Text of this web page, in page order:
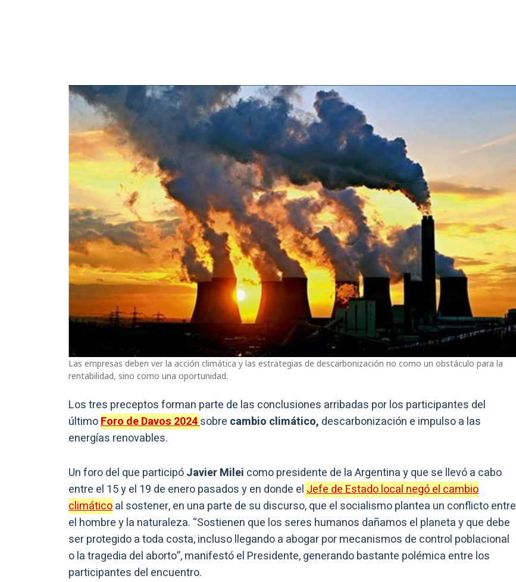
Las empresas deben ver la acción climática y las estrategias de descarbonización no como un obstáculo para la
rentabilidad, sino como una oportunidad.
Los tres preceptos forman parte de las conclusiones arribadas por los participantes del
últimoForo de Davos 2024sobre cambio climático, descarbonización e impulso a las
energías renovables.
Un foro del que participóJavier Milei como presidente de la Argentina y que se llevó a cabo
entre el 15 y el 19 de enero pasados y en donde elJefe de Estado local negó el cambio
climáticoal sostener, en una parte de su discurso, que el socialismo plantea un conflicto entre
el hombre y la naturaleza. “Sostienen que los seres humanos dañamos el planeta y que debe
ser protegido a toda costa, incluso llegando a abogar por mecanismos de control poblacional
o la tragedia del aborto”, manifestó el Presidente, generando bastante polémica entre los
participantes del encuentro.